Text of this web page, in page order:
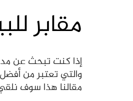
مقابر
إذا كنت تبحث عن مدافن و أحواش و مقابر
والتي تعتبر من
مقالنا هذا سوف